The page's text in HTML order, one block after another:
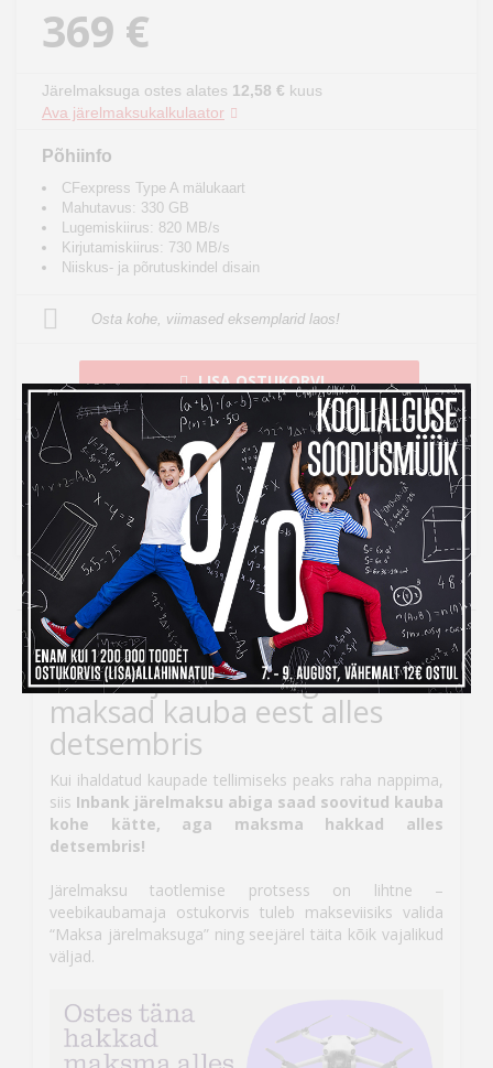
369 €
Järelmaksuga ostes alates 12,58 € kuus
Ava järelmaksukalkulaator
Põhiinfo
CFexpress Type A mälukaart
Mahutavus: 330 GB
Lugemiskiirus: 820 MB/s
Kirjutamiskiirus: 730 MB/s
Niiskus- ja põrutuskindel disain
Osta kohe, viimased eksemplarid laos!
LISA OSTUKORVI
Toode on laos, tarneaeg 1-3 tööpäeva
See toode tuuakse sulle tasuta koju kätte
14 14 päeva tagastusõigus internetist ostmisel
Kampaania
Inbank järelmaksuga ostes
maksad kauba eest alles
detsembris
Kui ihaldatud kaupade tellimiseks peaks raha nappima,
siis Inbank järelmaksu abiga saad soovitud kauba
kohe kätte, aga maksma hakkad alles
detsembris!
Järelmaksu taotlemise protsess on lihtne –
veebikaubamaja ostukorvis tuleb makseviisiks valida
“Maksa järelmaksuga” ning seejärel täita kõik vajalikud
väljad.